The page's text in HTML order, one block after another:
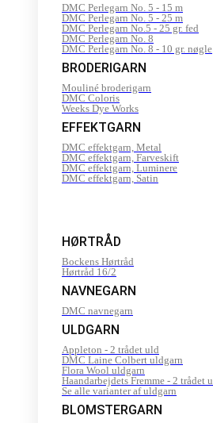
DMC Perlegarn No. 5 - 15 m
DMC Perlegarn No. 5 - 25 m
DMC Perlegarn No.5 - 25 gr. fed
DMC Perlegarn No. 8
DMC Perlegarn No. 8 - 10 gr. nøgle
BRODERIGARN
Mouliné broderigarn
DMC Coloris
Weeks Dye Works
EFFEKTGARN
DMC effektgarn, Metal
DMC effektgarn, Farveskift
DMC effektgarn, Luminere
DMC effektgarn, Satin
HØRTRÅD
Bockens Hørtråd
Hørtråd 16/2
NAVNEGARN
DMC navnegarn
ULDGARN
Appleton - 2 trådet uld
DMC Laine Colbert uldgarn
Flora Wool uldgarn
Haandarbejdets Fremme - 2 trådet
Se alle varianter af uldgarn
BLOMSTERGARN